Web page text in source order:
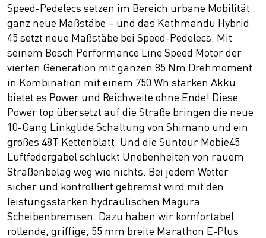
Speed-Pedelecs setzen im Bereich urbane Mobilität
ganz neue Maßstäbe – und das Kathmandu Hybrid
45 setzt neue Maßstäbe bei Speed-Pedelecs. Mit
seinem Bosch Performance Line Speed Motor der
vierten Generation mit ganzen 85 Nm Drehmoment
in Kombination mit einem 750 Wh starken Akku
bietet es Power und Reichweite ohne Ende! Diese
Power top übersetzt auf die Straße bringen die neue
10-Gang Linkglide Schaltung von Shimano und ein
großes 48T Kettenblatt. Und die Suntour Mobie45
Luftfedergabel schluckt Unebenheiten von rauem
Straßenbelag weg wie nichts. Bei jedem Wetter
sicher und kontrolliert gebremst wird mit den
leistungsstarken hydraulischen Magura
Scheibenbremsen. Dazu haben wir komfortabel
rollende, griffige, 55 mm breite Marathon E-Plus